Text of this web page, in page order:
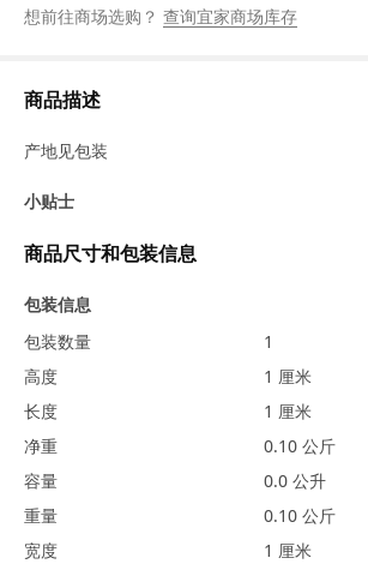
想前往商场选购？ 查询宜家商场库存
商品描述
产地见包装
小贴士
商品尺寸和包装信息
包装信息
包装数量
1
高度
1 厘米
长度
1 厘米
净重
0.10 公斤
容量
0.0 公升
重量
0.10 公斤
宽度
1 厘米